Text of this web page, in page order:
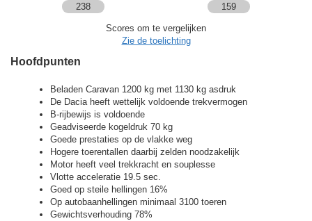
238
159
Scores om te vergelijken
Zie de toelichting
Hoofdpunten
Beladen Caravan 1200 kg met 1130 kg asdruk
De Dacia heeft wettelijk voldoende trekvermogen
B-rijbewijs is voldoende
Geadviseerde kogeldruk 70 kg
Goede prestaties op de vlakke weg
Hogere toerentallen daarbij zelden noodzakelijk
Motor heeft veel trekkracht en souplesse
Vlotte acceleratie 19.5 sec.
Goed op steile hellingen 16%
Op autobaanhellingen minimaal 3100 toeren
Gewichtsverhouding 78%